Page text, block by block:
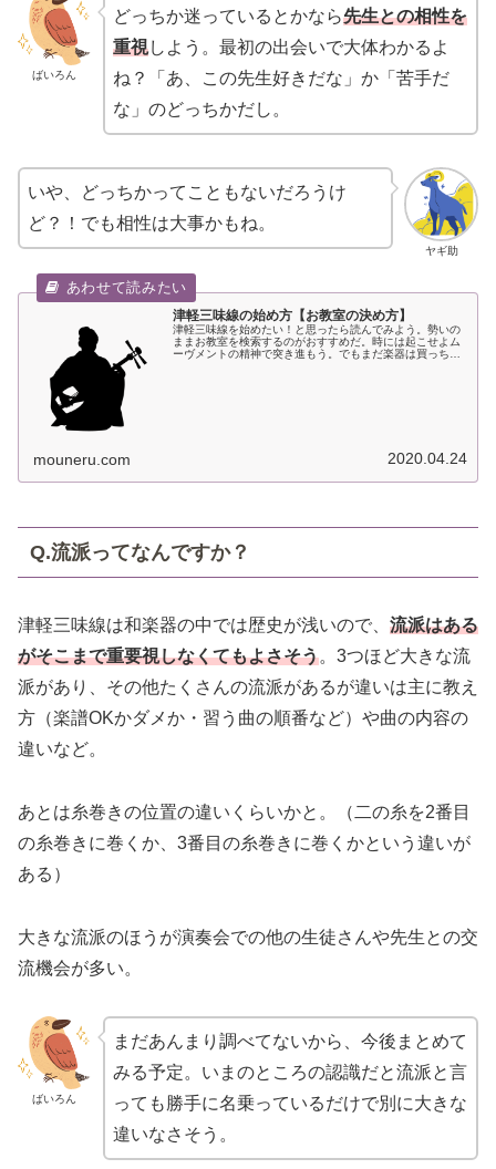
ばいろん
どっちか迷っているとかなら先生との相性を
重視しよう。最初の出会いで大体わかるよ
ね？「あ、この先生好きだな」か「苦手だ
な」のどっちかだし。
ヤギ助
いや、どっちかってこともないだろうけ
ど？！でも相性は大事かもね。
津軽三味線の始め方【お教室の決め方】
津軽三味線を始めたい！と思ったら読んでみよう。勢いの
ままお教室を検索するのがおすすめだ。時には起こせよム
ーヴメントの精神で突き進もう。でもまだ楽器は買っちゃ
mouneru.com 2020.04.24
Q.流派ってなんですか？
津軽三味線は和楽器の中では歴史が浅いので、 流派はある
がそこまで重要視しなくてもよさそう。3つほど大きな流
派があり、その他たくさんの流派があるが違いは主に教え
方（楽譜OKかダメか・習う曲の順番など）や曲の内容の
違いなど。
あとは糸巻きの位置の違いくらいかと。（二の糸を2番目
の糸巻きに巻くか、3番目の糸巻きに巻くかという違いが
ある）
大きな流派のほうが演奏会での他の生徒さんや先生との交
流機会が多い。
ばいろん
まだあんまり調べてないから、今後まとめて
みる予定。いまのところの認識だと流派と言
っても勝手に名乗っているだけで別に大きな
違いなさそう。